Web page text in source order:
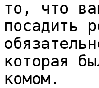
то, что
посадить
которая
комом.